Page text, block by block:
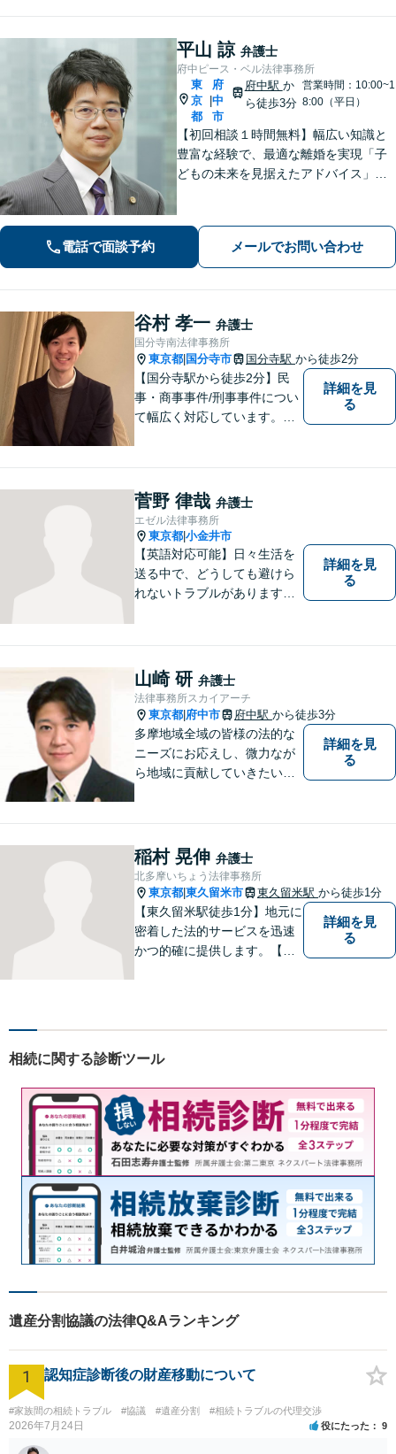
平山 諒 弁護士
府中ピース・ベル法律事務所
東
京
都
府
中
市
府中駅 か
ら徒歩3分
営業時間：10:00~1
8:00（平日）
【初回相談１時間無料】幅広い知識と
豊富な経験で、最適な離婚を実現「子
どもの未来を見据えたアドバイス」
ラスメント対策措置をレクチャー。過
労死・過労自殺などの問題にも精通
【府中駅3分】
電話で面談予約 メールでお問い合わせ
谷村 孝一 弁護士
国分寺南法律事務所
東京都 国分寺市 国分寺駅 から徒歩2分
【国分寺駅から徒歩2分】民
事・商事事件/刑事事件につい
て幅広く対応しています。ま
詳細を見
る
菅野 律哉 弁護士
エゼル法律事務所
東京都 小金井市
【英語対応可能】日々生活を
送る中で、どうしても避けら
れないトラブルがあります。
かどうかを一緒に考えていき
ます。 まずはお気軽にご相談
ください。
詳細を見
る
山崎 研 弁護士
法律事務所スカイアーチ
東京都 府中市 府中駅 から徒歩3分
多摩地域全域の皆様の法的な
ニーズにお応えし、微力なが
ら地域に貢献していきたいと
詳細を見
る
稲村 晃伸 弁護士
北多摩いちょう法律事務所
東京都 東久留米市 東久留米駅 から徒歩1分
【東久留米駅徒歩1分】地元に
密着した法的サービスを迅速
かつ的確に提供します。【当
納得のいく解決を目指して、
ス利用可能】
詳細を見
る
相続に関する診断ツール
遺産分割協議の法律Q&Aランキング
1 認知症診断後の財産移動について
#家族間の相続トラブル #協議 #遺産分割 #相続トラブルの代理交渉
2026年7月24日 役にたった 9